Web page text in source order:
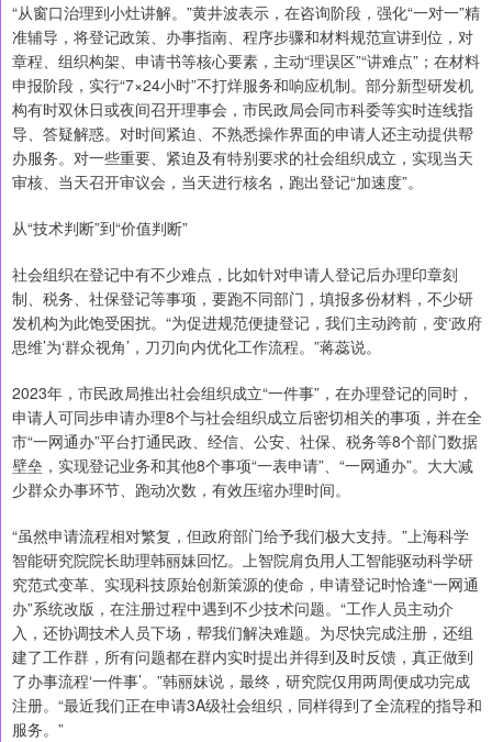
“从窗口治理到小灶讲解。”黄井波表示，在咨询阶段，强化“一对一”精
准辅导，将登记政策、办事指南、程序步骤和材料规范宣讲到位，对
章程、组织构架、申请书等核心要素，主动“理误区”“讲难点”；在材料
申报阶段，实行“7×24小时”不打烊服务和响应机制。部分新型研发机
构有时双休日或夜间召开理事会，市民政局会同市科委等实时连线指
导、答疑解惑。对时间紧迫、不熟悉操作界面的申请人还主动提供帮
办服务。对一些重要、紧迫及有特别要求的社会组织成立，实现当天
审核、当天召开审议会，当天进行核名，跑出登记“加速度”。
从“技术判断”到“价值判断”
社会组织在登记中有不少难点，比如针对申请人登记后办理印章刻
制、税务、社保登记等事项，要跑不同部门，填报多份材料，不少研
发机构为此饱受困扰。“为促进规范便捷登记，我们主动跨前，变‘政府
思维’为‘群众视角’，刀刃向内优化工作流程。”蒋蕊说。
2023年，市民政局推出社会组织成立“一件事”，在办理登记的同时，
申请人可同步申请办理8个与社会组织成立后密切相关的事项，并在全
市“一网通办”平台打通民政、经信、公安、社保、税务等8个部门数据
壁垒，实现登记业务和其他8个事项“一表申请”、“一网通办”。大大减
少群众办事环节、跑动次数，有效压缩办理时间。
“虽然申请流程相对繁复，但政府部门给予我们极大支持。”上海科学
智能研究院院长助理韩丽妹回忆。上智院肩负用人工智能驱动科学研
究范式变革、实现科技原始创新策源的使命，申请登记时恰逢“一网通
办”系统改版，在注册过程中遇到不少技术问题。“工作人员主动介
入，还协调技术人员下场，帮我们解决难题。为尽快完成注册，还组
建了工作群，所有问题都在群内实时提出并得到及时反馈，真正做到
了办事流程‘一件事’。”韩丽妹说，最终，研究院仅用两周便成功完成
注册。“最近我们正在申请3A级社会组织，同样得到了全流程的指导和
服务。”